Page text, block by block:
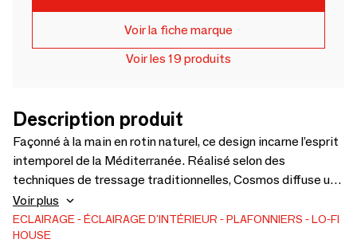
Voir la fiche marque
Voir les 19 produits
Description produit
Façonné à la main en rotin naturel, ce design incarne l’esprit
intemporel de la Méditerranée. Réalisé selon des
techniques de tressage traditionnelles, Cosmos diffuse une
lumière douce et accueillante. Une chaîne et une douille en
métal sont incluses.
Voir plus
ECLAIRAGE ÉCLAIRAGE D'INTÉRIEUR PLAFONNIERS
LO-FI
HOUSE